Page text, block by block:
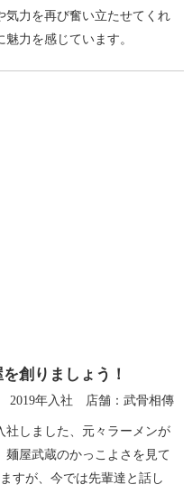
気力を再び奮い立たせてくれ
力を感じています。
創りましょう！
年入社 店舗：武骨相傳
社しました、元々ラーメンが
屋武蔵のかっこよさを見て
すが、今では先輩達と話し